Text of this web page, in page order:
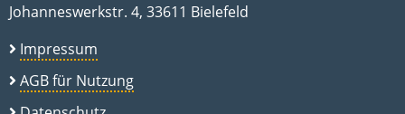
Johanneswerkstr. 4, 33611 Bielefeld
Impressum
AGB für Nutzung